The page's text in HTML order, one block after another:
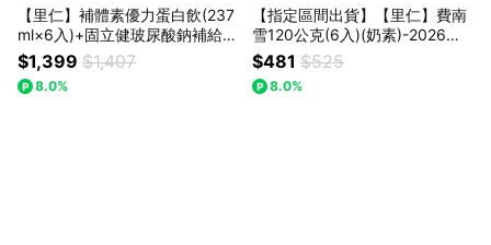
【里仁】補體素優力蛋白飲(237
ml×6入)+固立健玻尿酸鈉補給錠
(120錠)-你一直是我的依靠，男
神女神不卡卡推薦
$1,399 $1,407
8.0%
【指定區間出貨】【里仁】費南
雪120公克(6入)(奶素)-2026中
秋禮盒預購
$481 $525
8.0%